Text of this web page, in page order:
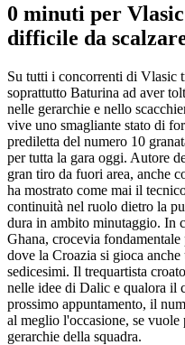
0 minuti per
difficile da
Su tutti i concorrenti di Vlasic
soprattutto Baturina ad aver
nelle gerarchie e nello
vive uno smagliante stato di
prediletta del numero 10
per tutta la gara oggi. Autore
gran tiro da fuori area, anche
ha mostrato come mai il
continuità nel ruolo dietro la
dura in ambito minutaggio. In
Ghana, crocevia
dove la Croazia si gioca
sedicesimi. Il trequartista
nelle idee di Dalic e qualora il
prossimo appuntamento, il
al meglio l'occasione, se
gerarchie della squadra.